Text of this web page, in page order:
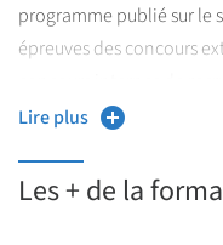
programme publié sur le
épreuves des concours
celui des programmes de
connaissances,
Lire plus
Les + de la